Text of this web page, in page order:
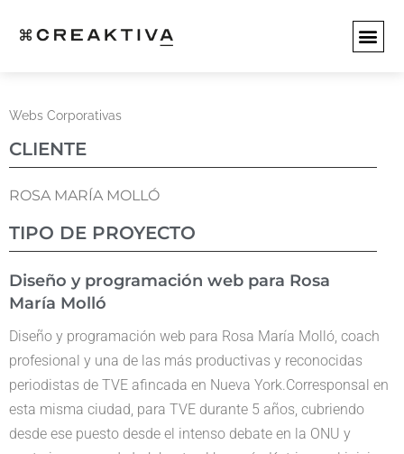
Webs Corporativas
CLIENTE
ROSA MARÍA MOLLÓ
TIPO DE PROYECTO
Diseño y programación web para Rosa
María Molló
Diseño y programación web para Rosa María Molló, coach
profesional y una de las más productivas y reconocidas
periodistas de TVE afincada en Nueva York.Corresponsal en
esta misma ciudad, para TVE durante 5 años, cubriendo
desde ese puesto desde el intenso debate en la ONU y